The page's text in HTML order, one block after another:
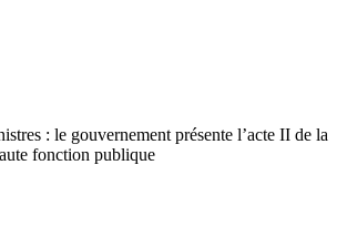
: le gouvernement présente l’acte II de la
fonction publique